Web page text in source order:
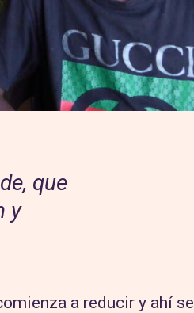
que
y
a reducir y ahí se